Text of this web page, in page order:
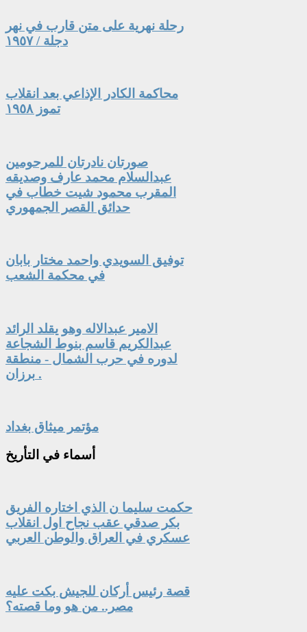
رحلة نهرية على متن قارب في نهر
دجلة / ١٩٥٧
محاكمة الكادر الإذاعي بعد انقلاب
تموز ١٩٥٨
صورتان نادرتان للمرحومين
عبدالسلام محمد عارف وصديقه
المقرب محمود شيت خطاب في
حدائق القصر الجمهوري
توفيق السويدي واحمد مختار بابان
في محكمة الشعب
الامير عبدالاله وهو يقلد الرائد
عبدالكريم قاسم بنوط الشجاعة
لدوره في حرب الشمال - منطقة
برزان .
مؤتمر ميثاق بغداد
أسماء في التأريخ
حكمت سليما ن الذي اختاره الفريق
بكر صدقي عقب نجاح اول انقلاب
عسكري في العراق والوطن العربي
قصة رئيس أركان للجيش بكت عليه
مصر.. من هو وما قصته؟